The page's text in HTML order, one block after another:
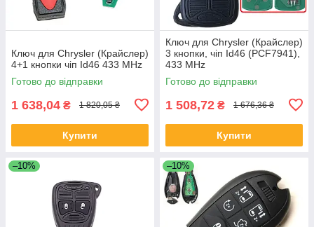
Ключ для Chrysler (Крайслер)
4+1 кнопки чіп Id46 433 MHz
Готово до відправки
1 638,04 ₴ 1 820,05 ₴
Купити
Ключ для Chrysler (Крайслер)
3 кнопки, чіп Id46 (PCF7941),
433 MHz
Готово до відправки
1 508,72 ₴ 1 676,36 ₴
Купити
–10% –10%